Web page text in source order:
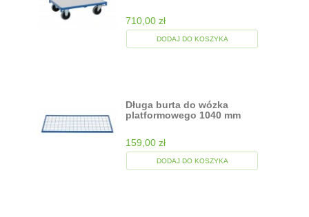
710,00 zł
DODAJ DO KOSZYKA
Długa burta do wózka
platformowego 1040 mm
159,00 zł
DODAJ DO KOSZYKA